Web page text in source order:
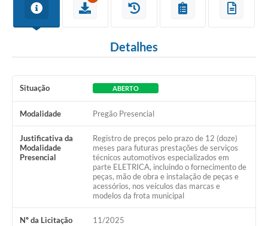
Contratos
Terceiro Setor
Nossa Cidade
Ouvidoria
Detalhes
Situação ABERTO
Modalidade Pregão Presencial
Justificativa da
Modalidade
Presencial
Registro de preços pelo prazo de 12 (doze)
meses para futuras prestações de serviços
técnicos automotivos especializados em
parte ELETRICA, incluindo o fornecimento de
peças, mão de obra e instalação de peças e
acessórios, nos veículos das marcas e
modelos da frota municipal
Nº da Licitação 11/2025